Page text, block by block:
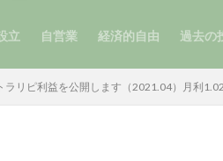
立 自営業 経済的自由 過去の
手動
メキ
南ア
ビッ
運用
自動
ラリピ利益を公開します（2021.04）月利